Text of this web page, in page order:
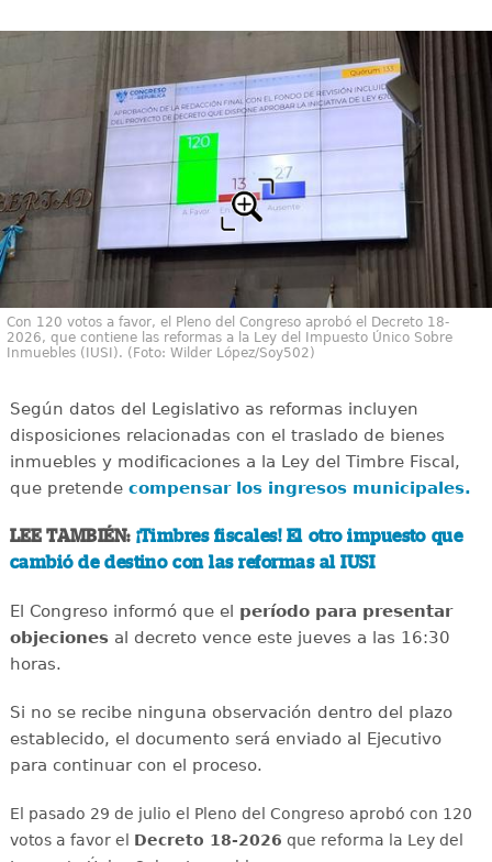
Con 120 votos a favor, el Pleno del Congreso aprobó el Decreto 18-
2026, que contiene las reformas a la Ley del Impuesto Único Sobre
Inmuebles (IUSI). (Foto: Wilder López/Soy502)
Según datos del Legislativo as reformas incluyen
disposiciones relacionadas con el traslado de bienes
inmuebles y modificaciones a la Ley del Timbre Fiscal,
que pretende compensar los ingresos municipales.
LEE TAMBIÉN: ¡Timbres fiscales! El otro impuesto que
cambió de destino con las reformas al IUSI
El Congreso informó que el período para presentar
objecionesal decreto vence este jueves a las 16:30
horas.
Si no se recibe ninguna observación dentro del plazo
establecido, el documento será enviado al Ejecutivo
para continuar con el proceso.
El pasado 29 de julio el Pleno del Congreso aprobó con 120
votos a favor el Decreto 18-2026 que reforma la Ley del